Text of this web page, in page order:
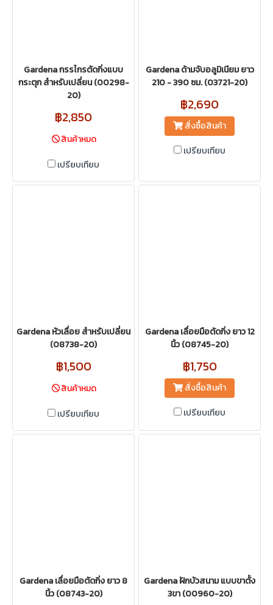
Gardena กรรไกรตัดกิ่งแบบ
กระตุก สำหรับเปลี่ยน (00298-
20)
฿2,850
สินค้าหมด
เปรียบเทียบ
Gardena ด้ามจับอลูมิเนียม ยาว
210 - 390 ซม. (03721-20)
฿2,690
สั่งซื้อสินค้า
เปรียบเทียบ
Gardena หัวเลื่อย สำหรับเปลี่ยน
(08738-20)
฿1,500
สินค้าหมด
เปรียบเทียบ
Gardena เลื่อยมือตัดกิ่ง ยาว 12
นิ้ว (08745-20)
฿1,750
สั่งซื้อสินค้า
เปรียบเทียบ
Gardena เลื่อยมือตัดกิ่ง ยาว 8
นิ้ว (08743-20)
Gardena ฝักบัวสนาม แบบขาตั้ง
3ขา (00960-20)